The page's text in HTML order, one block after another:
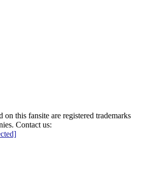
on this fansite are registered trademarks
Contact us: